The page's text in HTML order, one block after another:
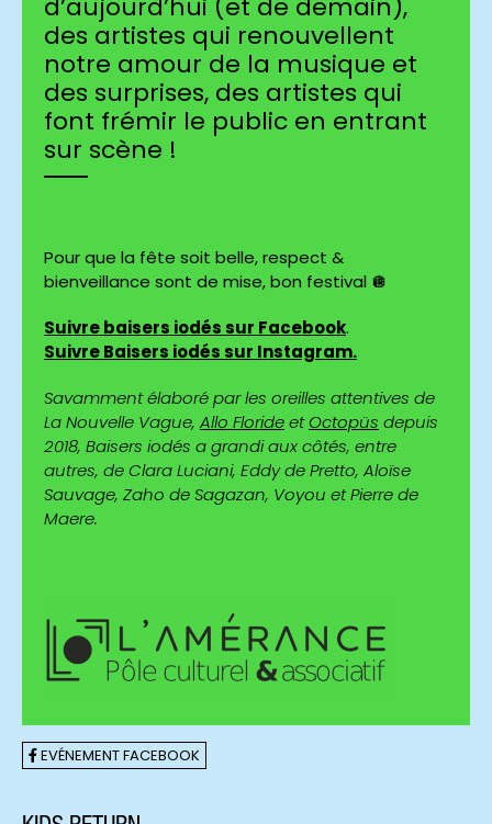
des artistes qui renouvellent
notre amour de la musique et
des surprises, des artistes qui
font frémir le public en entrant
sur scène !
Pour que la fête soit belle, respect &
bienveillance sont de mise, bon festival 🪩
Suivre baisers iodés sur Facebook.
Suivre Baisers iodés sur Instagram.
Savamment élaboré par les oreilles attentives de
La Nouvelle Vague, Allo FlorideetOctopüs depuis
2018, Baisers iodés a grandi aux côtés, entre
autres, de Clara Luciani, Eddy de Pretto, Aloïse
Sauvage, Zaho de Sagazan, Voyou et Pierre de
Maere.
EVÉNEMENT FACEBOOK